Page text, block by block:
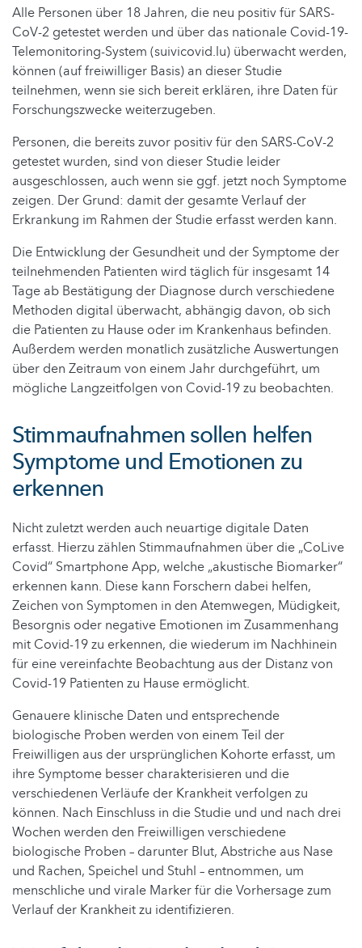
Alle Personen über 18 Jahren, die neu positiv für SARS-
CoV-2 getestet werden und über das nationale Covid-19-
Telemonitoring-System (suivicovid.lu) überwacht werden,
können (auf freiwilliger Basis) an dieser Studie
teilnehmen, wenn sie sich bereit erklären, ihre Daten für
Forschungszwecke weiterzugeben.
Personen, die bereits zuvor positiv für den SARS-CoV-2
getestet wurden, sind von dieser Studie leider
ausgeschlossen, auch wenn sie ggf. jetzt noch Symptome
zeigen. Der Grund: damit der gesamte Verlauf der
Erkrankung im Rahmen der Studie erfasst werden kann.
Die Entwicklung der Gesundheit und der Symptome der
teilnehmenden Patienten wird täglich für insgesamt 14
Tage ab Bestätigung der Diagnose durch verschiedene
Methoden digital überwacht, abhängig davon, ob sich
die Patienten zu Hause oder im Krankenhaus befinden.
Außerdem werden monatlich zusätzliche Auswertungen
über den Zeitraum von einem Jahr durchgeführt, um
mögliche Langzeitfolgen von Covid-19 zu beobachten.
Stimmaufnahmen sollen helfen
Symptome und Emotionen zu
erkennen
Nicht zuletzt werden auch neuartige digitale Daten
erfasst. Hierzu zählen Stimmaufnahmen über die „CoLive
Covid“ Smartphone App, welche „akustische Biomarker“
erkennen kann. Diese kann Forschern dabei helfen,
Zeichen von Symptomen in den Atemwegen, Müdigkeit,
Besorgnis oder negative Emotionen im Zusammenhang
mit Covid-19 zu erkennen, die wiederum im Nachhinein
für eine vereinfachte Beobachtung aus der Distanz von
Covid-19 Patienten zu Hause ermöglicht.
Genauere klinische Daten und entsprechende
biologische Proben werden von einem Teil der
Freiwilligen aus der ursprünglichen Kohorte erfasst, um
ihre Symptome besser charakterisieren und die
verschiedenen Verläufe der Krankheit verfolgen zu
können. Nach Einschluss in die Studie und und nach drei
Wochen werden den Freiwilligen verschiedene
biologische Proben – darunter Blut, Abstriche aus Nase
und Rachen, Speichel und Stuhl – entnommen, um
menschliche und virale Marker für die Vorhersage zum
Verlauf der Krankheit zu identifizieren.